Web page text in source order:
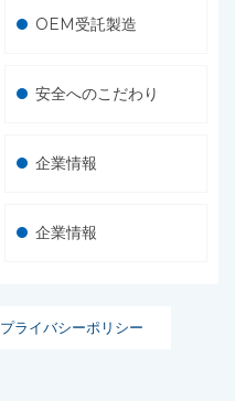
OEM受託製造
安全へのこだわり
企業情報
企業情報
プライバシーポリシー